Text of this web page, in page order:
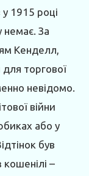
1915 році
немає. За
Кенделл,
торгової
невідомо.
війни
або у
був
–